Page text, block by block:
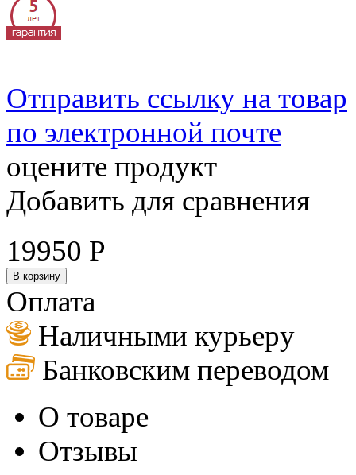
Отправить ссылку на товар
по электронной почте
оцените продукт
Добавить для сравнения
19950 Р
В корзину
Оплата
Наличными курьеру
Банковским переводом
О товаре
Отзывы